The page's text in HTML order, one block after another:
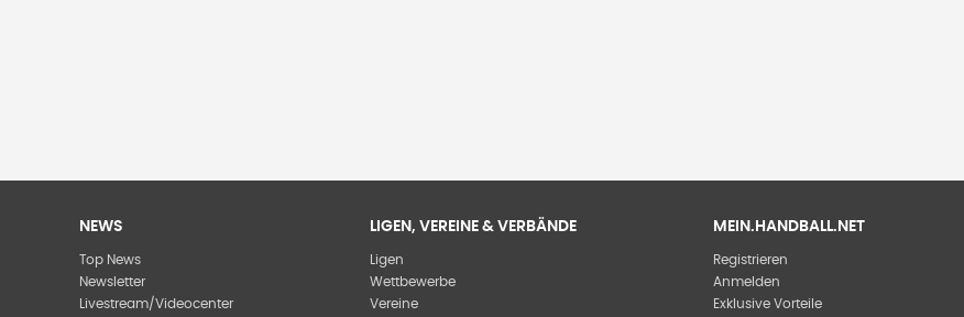
NEWS
Top News
Newsletter
Livestream/Videocenter
LIGEN, VEREINE & VERBÄNDE
Ligen
Wettbewerbe
Vereine
MEIN.HANDBALL.NET
Registrieren
Anmelden
Exklusive Vorteile